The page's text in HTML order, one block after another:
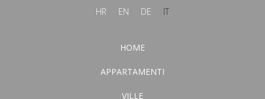
HR EN DE IT
HOME
APPARTAMENTI
VILLE